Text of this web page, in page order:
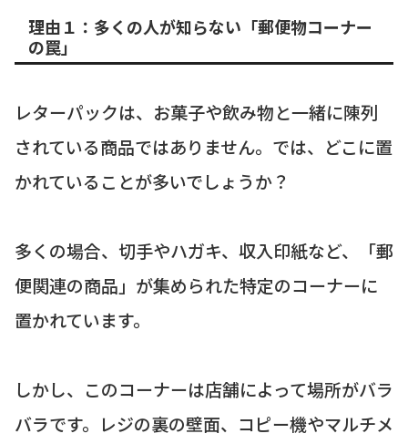
理由１：多くの人が知らない「郵便物コーナー
の罠」
レターパックは、お菓子や飲み物と一緒に陳列
されている商品ではありません。では、どこに置
かれていることが多いでしょうか？
多くの場合、切手やハガキ、収入印紙など、「郵
便関連の商品」が集められた特定のコーナーに
置かれています。
しかし、このコーナーは店舗によって場所がバラ
バラです。レジの裏の壁面、コピー機やマルチメ